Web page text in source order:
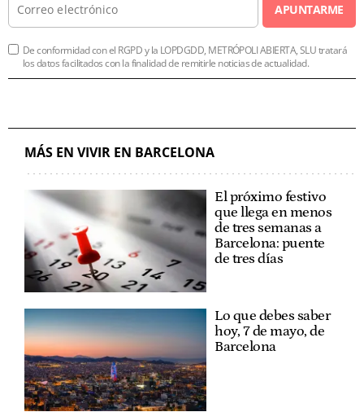
APUNTARME
De conformidad con el RGPD y la LOPDGDD, METRÓPOLI ABIERTA, SLU tratará
los datos facilitados con la finalidad de remitirle noticias de actualidad.
MÁS EN VIVIR EN BARCELONA
El próximo festivo
que llega en menos
de tres semanas a
Barcelona: puente
de tres días
Lo que debes saber
hoy, 7 de mayo, de
Barcelona